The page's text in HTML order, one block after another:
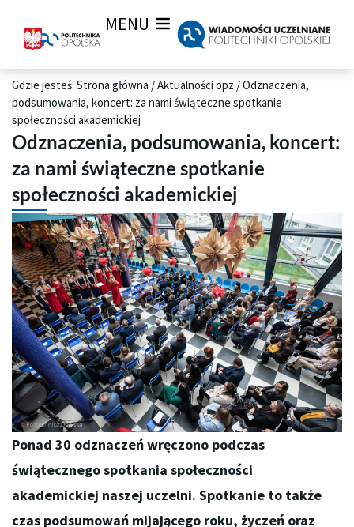
MENU
Gdzie jesteś: Strona główna /Aktualności opz /Odznaczenia,
podsumowania, koncert: za nami świąteczne spotkanie
społeczności akademickiej
Odznaczenia, podsumowania, koncert:
za nami świąteczne spotkanie
społeczności akademickiej
Ponad 30 odznaczeń wręczono podczas
świątecznego spotkania społeczności
akademickiej naszej uczelni. Spotkanie to także
czas podsumowań mijającego roku, życzeń oraz